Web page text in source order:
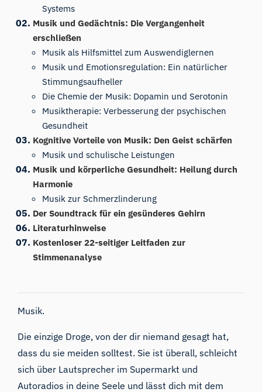
Systems
Musik und Gedächtnis: Die Vergangenheit
erschließen
Musik als Hilfsmittel zum Auswendiglernen
Musik und Emotionsregulation: Ein natürlicher
Stimmungsaufheller
Die Chemie der Musik: Dopamin und Serotonin
Musiktherapie: Verbesserung der psychischen
Gesundheit
Kognitive Vorteile von Musik: Den Geist schärfen
Musik und schulische Leistungen
Musik und körperliche Gesundheit: Heilung durch
Harmonie
Musik zur Schmerzlinderung
Der Soundtrack für ein gesünderes Gehirn
Literaturhinweise
Kostenloser 22-seitiger Leitfaden zur
Stimmenanalyse
Musik.
Die einzige Droge, von der dir niemand gesagt hat,
dass du sie meiden solltest. Sie ist überall, schleicht
sich über Lautsprecher im Supermarkt und
Autoradios in deine Seele und lässt dich mit dem